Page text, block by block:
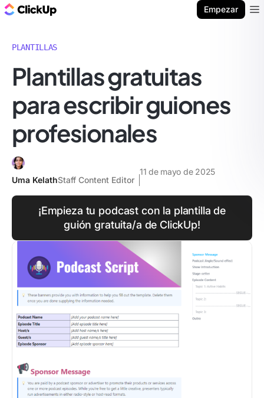
Empezar
PLANTILLAS
Plantillas gratuitas
para escribir guiones
profesionales
Uma KelathStaff Content Editor
11 de mayo de 2025
¡Empieza tu podcast con la plantilla de
guión gratuita/a de ClickUp!